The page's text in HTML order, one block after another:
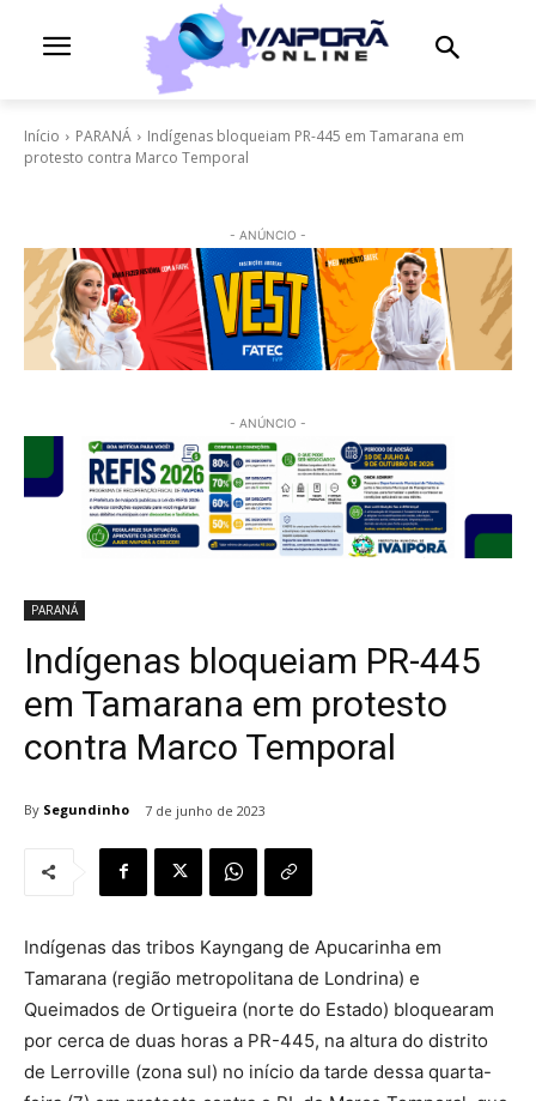
Início PARANÁ
Indígenas bloqueiam PR-445 em Tamarana em
protesto contra Marco Temporal
- ANÚNCIO -
- ANÚNCIO -
PARANÁ
Indígenas bloqueiam PR-445
em Tamarana em protesto
contra Marco Temporal
By Segundinho 7 de junho de 2023
Indígenas das tribos Kayngang de Apucarinha em
Tamarana (região metropolitana de Londrina) e
Queimados de Ortigueira (norte do Estado) bloquearam
por cerca de duas horas a PR-445, na altura do distrito
de Lerroville (zona sul) no início da tarde dessa quarta-